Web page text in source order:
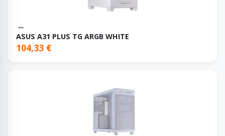
ASUS A31 PLUS TG ARGB WHITE
104,33 €